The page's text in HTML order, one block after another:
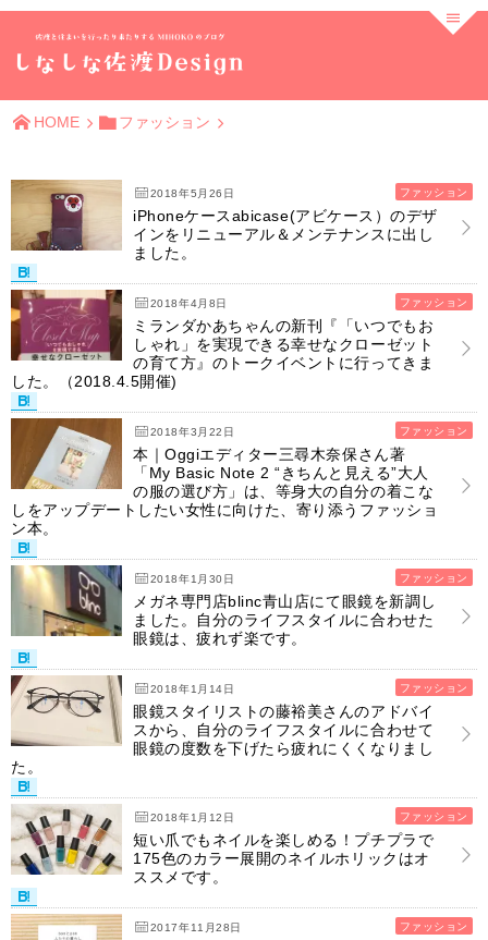
HOME ファッション
2018年5月26日 ファッション
iPhoneケースabicase(アビケース）のデザ
インをリニューアル＆メンテナンスに出し
ました。
2018年4月8日 ファッション
ミランダかあちゃんの新刊『「いつでもお
しゃれ」を実現できる幸せなクローゼット
の育て方』のトークイベントに行ってきま
した。（2018.4.5開催)
2018年3月22日 ファッション
本｜Oggiエディター三尋木奈保さん著
「My Basic Note 2 “きちんと見える”大人
の服の選び方」は、等身大の自分の着こな
しをアップデートしたい女性に向けた、寄り添うファッショ
ン本。
2018年1月30日 ファッション
メガネ専門店blinc青山店にて眼鏡を新調し
ました。自分のライフスタイルに合わせた
眼鏡は、疲れず楽です。
2018年1月14日 ファッション
眼鏡スタイリストの藤裕美さんのアドバイ
スから、自分のライフスタイルに合わせて
眼鏡の度数を下げたら疲れにくくなりまし
た。
2018年1月12日 ファッション
短い爪でもネイルを楽しめる！プチプラで
175色のカラー展開のネイルホリックはオ
ススメです。
2017年11月28日 ファッション